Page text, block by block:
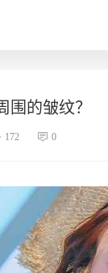
围的皱纹？
172 0